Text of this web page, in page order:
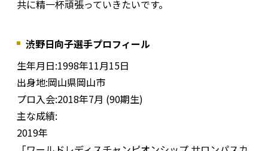
共に精一杯頑張っていきたいです。
渋野日向子選手プロフィール
生年月日:1998年11月15日
出身地:岡山県岡山市
プロ入会:2018年7月 (90期生)
主な成績:
2019年